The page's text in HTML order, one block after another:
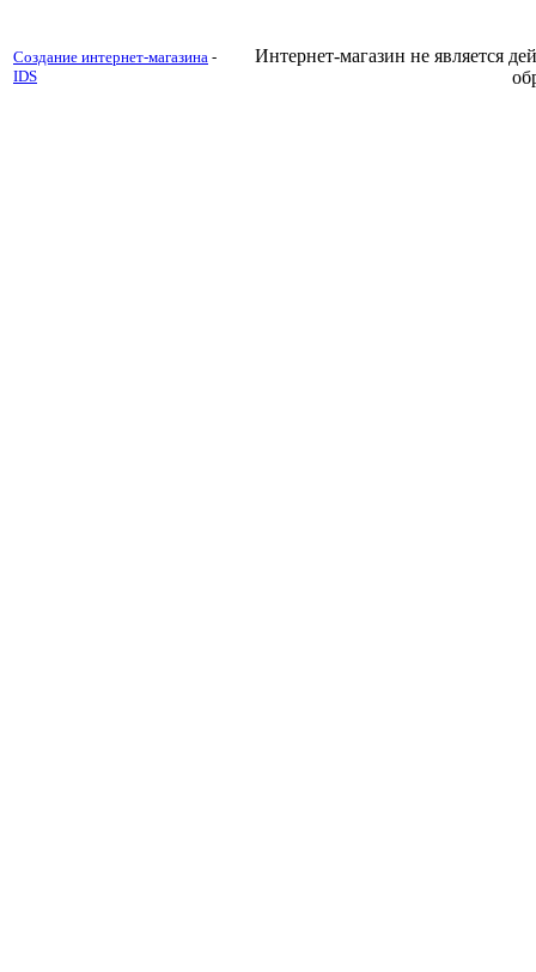
Создание интернет-магазина -
IDS
Интернет-магазин не является